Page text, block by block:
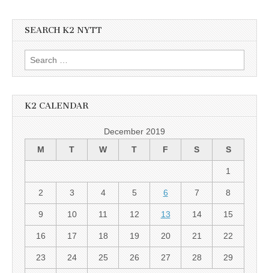
SEARCH K2 NYTT
Search
for:
K2 CALENDAR
December 2019
M
T W T F S S
1
2 3 4 5 6 7 8
9 10 11 12 13 14 15
16 17 18 19 20 21 22
23 24 25 26 27 28 29